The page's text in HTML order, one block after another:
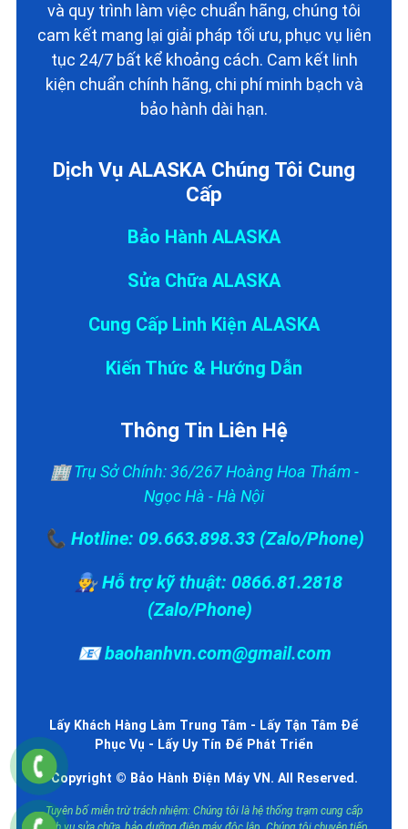
và quy trình làm việc chuẩn hãng, chúng tôi
cam kết mang lại giải pháp tối ưu, phục vụ liên
tục 24/7 bất kể khoảng cách. Cam kết linh
kiện chuẩn chính hãng, chi phí minh bạch và
bảo hành dài hạn.
Dịch Vụ ALASKA Chúng Tôi Cung
Cấp
Bảo Hành ALASKA
Sửa Chữa ALASKA
Cung Cấp Linh Kiện ALASKA
Kiến Thức & Hướng Dẫn
Thông Tin Liên Hệ
🏢 Trụ Sở Chính: 36/267 Hoàng Hoa Thám -
Ngọc Hà - Hà Nội
📞 Hotline: 09.663.898.33 (Zalo/Phone)
👨‍🔧 Hỗ trợ kỹ thuật: 0866.81.2818
(Zalo/Phone)
📧 baohanhvn.com@gmail.com
Lấy Khách Hàng Làm Trung Tâm - Lấy Tận Tâm Để
Phục Vụ - Lấy Uy Tín Để Phát Triển
Copyright © Bảo Hành Điện Máy VN. All Reserved.
Tuyên bố miễn trừ trách nhiệm: Chúng tôi là hệ thống trạm cung cấp